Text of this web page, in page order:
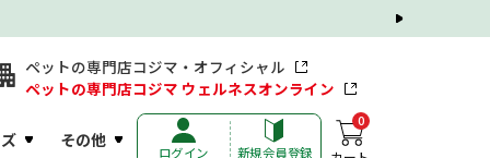
ペットの専門店コジマ・オフィシャル
ペットの専門店コジマ ウェルネスオンライン
その他
ログイン 新規会員登録
0